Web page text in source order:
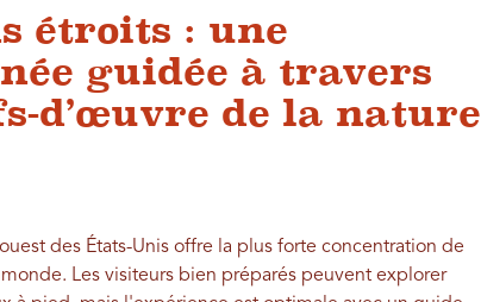
étroits : une
guidée à travers
d’œuvre de la nature
des États-Unis offre la plus forte concentration de
Les visiteurs bien préparés peuvent explorer